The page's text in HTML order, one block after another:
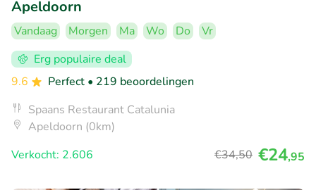
Apeldoorn
Vandaag Morgen Ma Wo Do
Vr
Erg populaire deal
9.6
Perfect • 219 beoordelingen
Spaans Restaurant Catalunia
Apeldoorn (0km)
Verkocht: 2.606
€34,50 €24,95